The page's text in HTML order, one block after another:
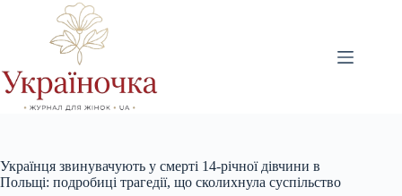
Українця звинувачують у смерті 14-річної дівчини в
Польщі: подробиці трагедії, що сколихнула суспільство